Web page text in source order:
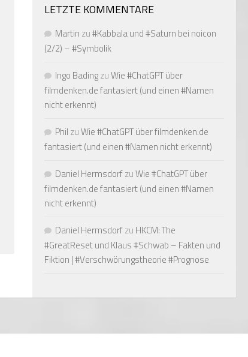
LETZTE KOMMENTARE
Martin zu#Kabbala und #Saturn bei noicon
(2/2) – #Symbolik
Ingo BadingzuWie #ChatGPT über
filmdenken.de fantasiert (und einen #Namen
nicht erkennt)
Phil zuWie #ChatGPT über filmdenken.de
fantasiert (und einen #Namen nicht erkennt)
Daniel HermsdorfzuWie #ChatGPT über
filmdenken.de fantasiert (und einen #Namen
nicht erkennt)
Daniel Hermsdorfzu HKCM: The
#GreatReset und Klaus #Schwab – Fakten und
Fiktion | #Verschwörungstheorie #Prognose